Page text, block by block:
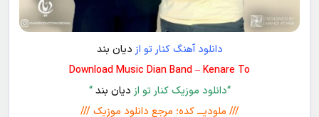
دانلود آهنگ کنار تو از دیان بند
Download Music Dian Band – Kenare To
“دانلود موزیک کنار تو از دیان بند“
/// ملودیـــ کده؛ مرجع دانلود موزیک ///